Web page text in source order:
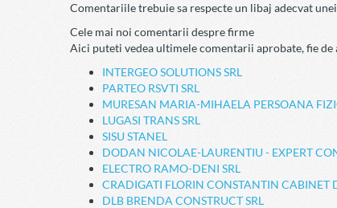
Comentariile trebuie sa respecte un libaj adecvat
Cele mai noi comentarii despre firme
Aici puteti vedea ultimele comentarii aprobate, fie
INTERGEO SOLUTIONS SRL
PARTEO RSVTI SRL
MURESAN MARIA-MIHAELA PERSOANA
LUGASI TRANS SRL
SISU STANEL
DODAN NICOLAE-LAURENTIU - EXPERT
ELECTRO RAMO-DENI SRL
CRADIGATI FLORIN CONSTANTIN CABINET
DLB BRENDA CONSTRUCT SRL